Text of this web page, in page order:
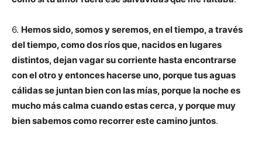
6. Hemos sido, somos y seremos, en el tiempo, a través
del tiempo, como dos ríos que, nacidos en lugares
distintos, dejan vagar su corriente hasta encontrarse
con el otro y entonces hacerse uno, porque tus aguas
cálidas se juntan bien con las mías, porque la noche es
mucho más calma cuando estas cerca, y porque muy
bien sabemos como recorrer este camino juntos.